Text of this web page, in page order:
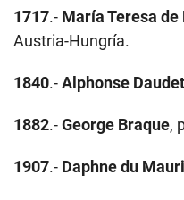
1717.- María Teresa de
Austria-Hungría.
1840.-Alphonse Daudet
1882.-George Braque,
1907.- Daphne du